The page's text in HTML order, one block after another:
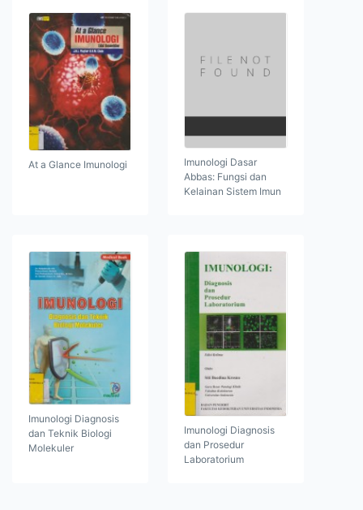
At a Glance Imunologi
Imunologi Dasar
Abbas: Fungsi dan
Kelainan Sistem Imun
Imunologi Diagnosis
dan Teknik Biologi
Molekuler
Imunologi Diagnosis
dan Prosedur
Laboratorium